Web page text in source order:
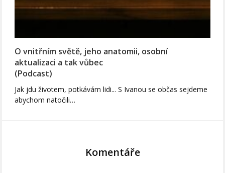
O vnitřním světě, jeho anatomii, osobní
aktualizaci a tak vůbec
(Podcast)
Jak jdu životem, potkávám lidi... S Ivanou se občas sejdeme
abychom natočili…
Komentáře